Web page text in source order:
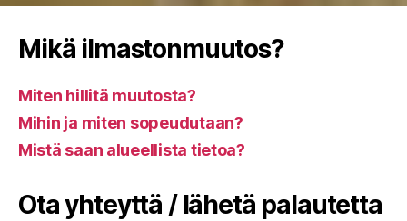
Mikä ilmastonmuutos?
Miten hillitä muutosta?
Mihin ja miten sopeudutaan?
Mistä saan alueellista tietoa?
Ota yhteyttä / lähetä palautetta